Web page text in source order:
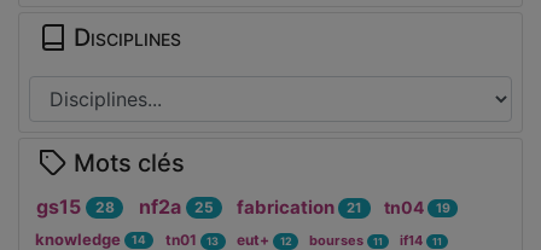
Disciplines
Mots clés
gs15 28 nf2a 25 fabrication 21 tn04 19
knowledge 14 tn01 13 eut+ 12 bourses 11 if14 11